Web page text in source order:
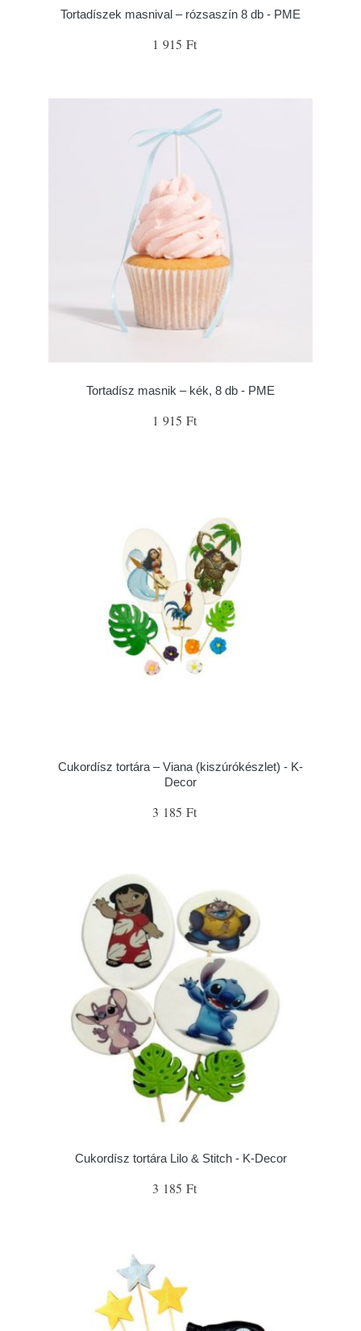
Tortadíszek masnival – rózsaszín 8 db - PME
1 915 Ft
Tortadísz masnik – kék, 8 db - PME
1 915 Ft
Cukordísz tortára – Viana (kiszúrókészlet) - K-
Decor
3 185 Ft
Cukordísz tortára Lilo & Stitch - K-Decor
3 185 Ft